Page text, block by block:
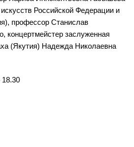
Российской Федерации и
профессор Станислав
концертмейстер заслуженная
(Якутия) Надежда Николаевна